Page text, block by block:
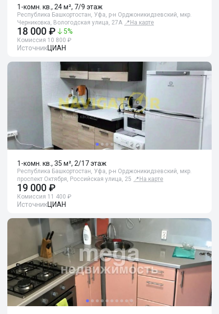
1-комн. кв., 24 м², 7/9 этаж
Республика Башкортостан, Уфа, р-н Орджоникидзевский, мкр.
Черниковка, Вологодская улица, 27А 📍 На карте
18 000 ₽ 5%
Комиссия 10 800 ₽
ИсточникЦИАН
1-комн. кв., 35 м², 2/17 этаж
Республика Башкортостан, Уфа, р-н Орджоникидзевский, мкр.
проспект Октября, Российская улица, 25 📍 На карте
19 000 ₽
Комиссия 11 400 ₽
ИсточникЦИАН